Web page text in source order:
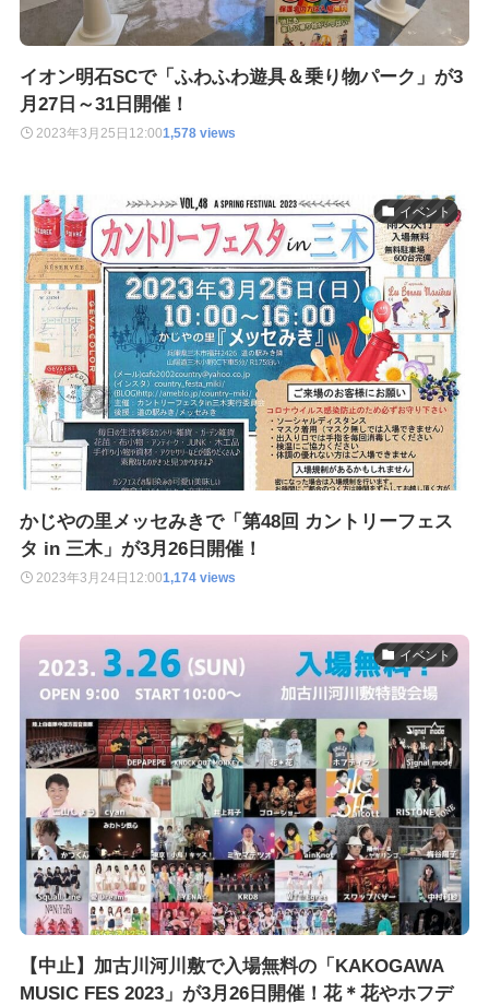
イオン明石SCで「ふわふわ遊具＆乗り物パーク」が3
月27日～31日開催！
2023年3月25日 12:001,578 views
イベント
かじやの里メッセみきで「第48回 カントリーフェス
タ in 三木」が3月26日開催！
2023年3月24日 12:001,174 views
イベント
【中止】加古川河川敷で入場無料の「KAKOGAWA
MUSIC FES 2023」が3月26日開催！花＊花やホフデ